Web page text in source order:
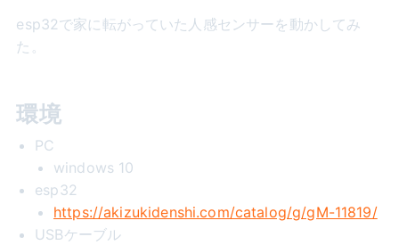
esp32で家に転がっていた人感センサーを動かしてみ
た。
環境
PC
windows 10
esp32
https://akizukidenshi.com/catalog/g/gM-11819/
USBケーブル